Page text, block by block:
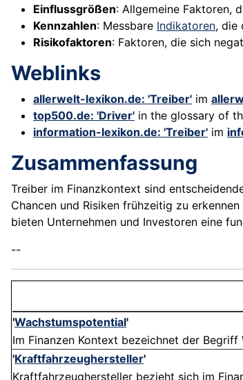
Einflussgrößen: Allgemeine Faktoren,
Kennzahlen: Messbare Indikatoren, die
Risikofaktoren: Faktoren, die sich
Weblinks
allerwelt-lexikon.de: 'Treiber' im
top500.de: 'Driver' in the glossary of
information-lexikon.de: 'Treiber' im
Zusammenfassung
Treiber im Finanzkontext sind
Chancen und Risiken frühzeitig zu
bieten Unternehmen und Investoren eine
--
'Wachstumspotential'
Im Finanzen Kontext bezeichnet der
'Kraftfahrzeughersteller'
Kraftfahrzeughersteller bezieht sich im